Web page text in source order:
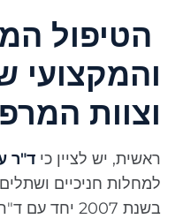
הטיפול
והמקצועי
וצוות
ראשית, יש לציין כיד"ר
למחלות חניכיים
בשנת 2007 יחד